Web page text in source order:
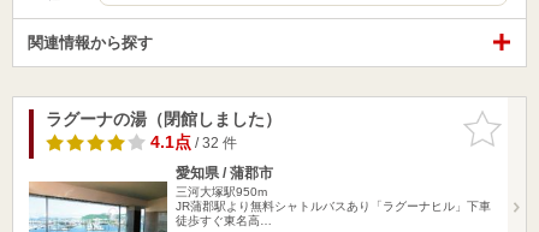
関連情報から探す
お気に入
りに追加
ラグーナの湯（閉館しました）
4.1点/ 32 件
愛知県 / 蒲郡市
三河大塚駅950m
JR蒲郡駅より無料シャトルバスあり「ラグーナヒル」下車
徒歩すぐ東名高…